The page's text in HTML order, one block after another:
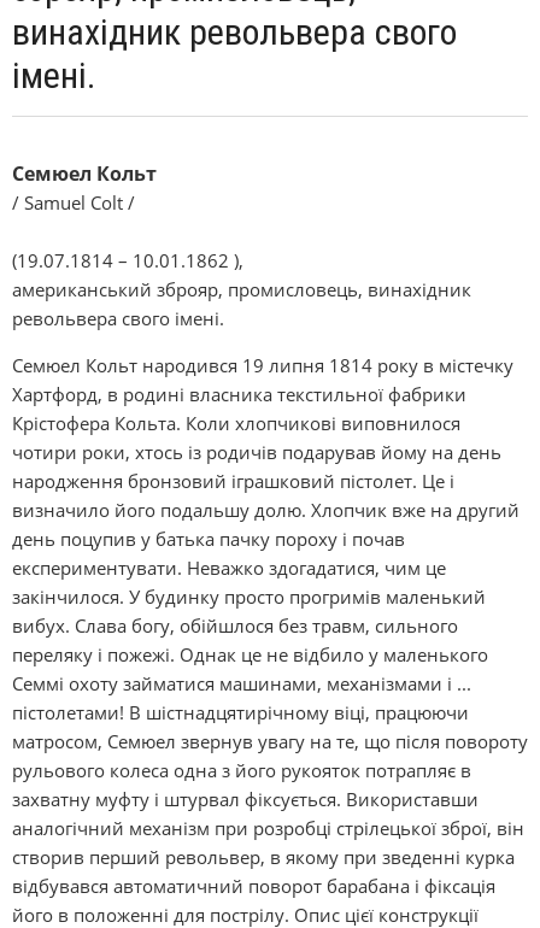
винахідник револьвера свого
імені.
Семюел Кольт
/ Samuel Colt /
(19.07.1814 – 10.01.1862 ),
американський зброяр, промисловець, винахідник
револьвера свого імені.
Семюел Кольт народився 19 липня 1814 року в містечку
Хартфорд, в родині власника текстильної фабрики
Крістофера Кольта. Коли хлопчикові виповнилося
чотири роки, хтось із родичів подарував йому на день
народження бронзовий іграшковий пістолет. Це і
визначило його подальшу долю. Хлопчик вже на другий
день поцупив у батька пачку пороху і почав
експериментувати. Неважко здогадатися, чим це
закінчилося. У будинку просто прогримів маленький
вибух. Слава богу, обійшлося без травм, сильного
переляку і пожежі. Однак це не відбило у маленького
Семмі охоту займатися машинами, механізмами і ...
пістолетами! В шістнадцятирічному віці, працюючи
матросом, Семюел звернув увагу на те, що після повороту
рульового колеса одна з його рукояток потрапляє в
захватну муфту і штурвал фіксується. Використавши
аналогічний механізм при розробці стрілецької зброї, він
створив перший револьвер, в якому при зведенні курка
відбувався автоматичний поворот барабана і фіксація
його в положенні для пострілу. Опис цієї конструкції